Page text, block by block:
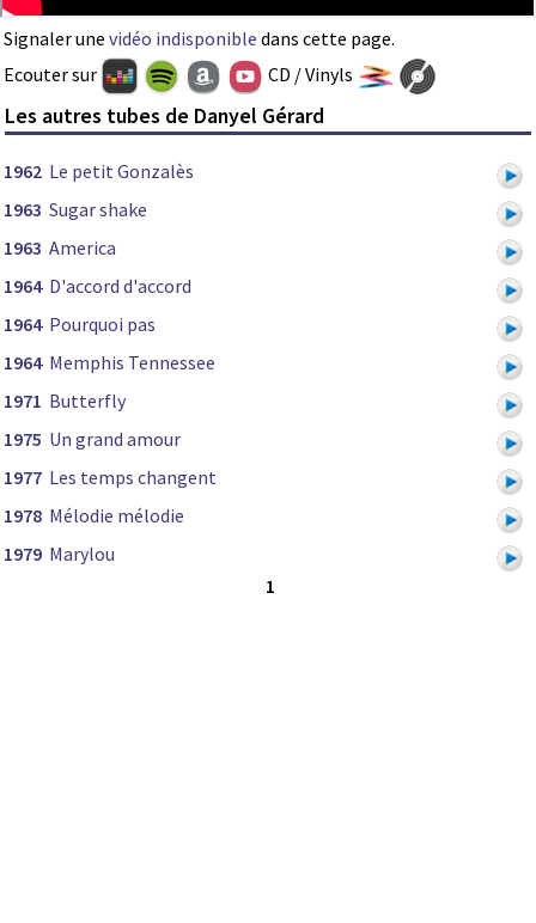
Signaler une vidéo indisponible dans cette page.
Ecouter sur
CD / Vinyls
Les autres tubes de Danyel Gérard
1962 Le petit Gonzalès
1963 Sugar shake
1963 America
1964 D'accord d'accord
1964 Pourquoi pas
1964 Memphis Tennessee
1971 Butterfly
1975 Un grand amour
1977 Les temps changent
1978 Mélodie mélodie
1979 Marylou
1